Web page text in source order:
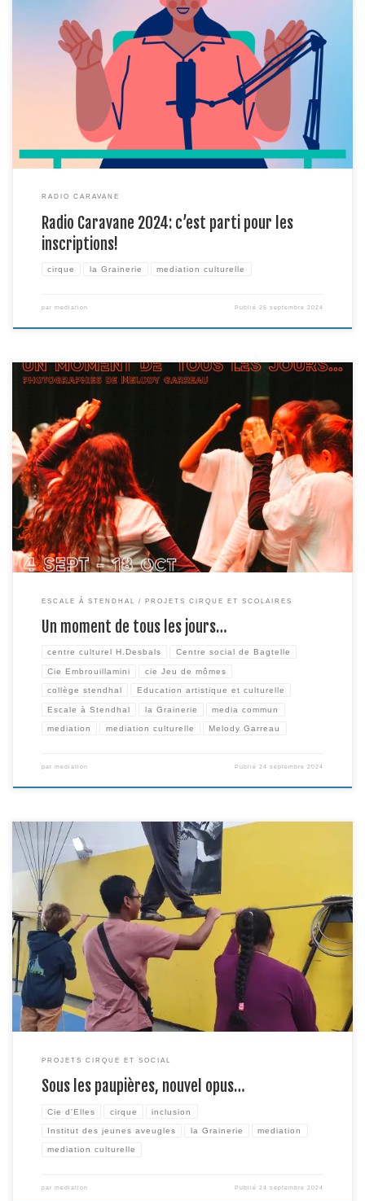
Vous avez entre 18 et 30 ans, et êtes en recherche d’emploi, de formation,
d’expérience favorisant l’insertion professionnelle? N’hésitez pas à
rejoindre Radio Caravane / (m)ondes de cirque, une initiative gratuite à la
croisée de l’éducation aux médias, de la médiation culturelle et de la
communication menée depuis plus de 10 […]
RADIO CARAVANE
Radio Caravane 2024: c’est parti pour les
inscriptions!
cirque la Grainerie mediation culturelle
par mediation Publié 25 septembre 2024
Chaque année, dans le cadre d' »Escale à Stendhal », un.e photographe est
invité.e à poser son regard sur le projet, les liens qui s’y nouent, les
créations qui en naissent. Cette année, c’est Mélody Garreau qui a été
conviée par la Cie Embrouillamini à venir photographier les restitutions des
deux volets […]
ESCALE À STENDHAL PROJETS CIRQUE ET SCOLAIRES
Un moment de tous les jours…
centre culturel H.Desbals Centre social de Bagtelle
Cie Embrouillamini cie Jeu de mômes
collège stendhal Education artistique et culturelle
Escale à Stendhal la Grainerie media commun
mediation mediation culturelle Melody Garreau
par mediation Publié24 septembre 2024
Art visuel par excellence, penser une expérience du cirque adaptée aux
déficients visuels n’était pas chose évidente de prime abord. En 2021
pourtant, à l’occasion de la Biennale des Arts vivant de Toulouse, Yaëlle
Antoine, fondatrice de la Cie D’Elles, des éducatrices de l’IJA et la Grainerie
imaginent rencontres, ateliers […]
PROJETS CIRQUE ET SOCIAL
Sous les paupières, nouvel opus…
Cie d'Elles cirque inclusion
Institut des jeunes aveugles la Grainerie mediation
mediation culturelle
par mediation Publié24 septembre 2024